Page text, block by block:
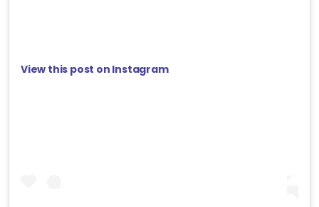
View this post on Instagram